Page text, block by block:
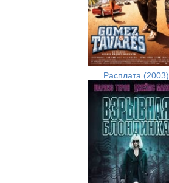
Расплата (2003)